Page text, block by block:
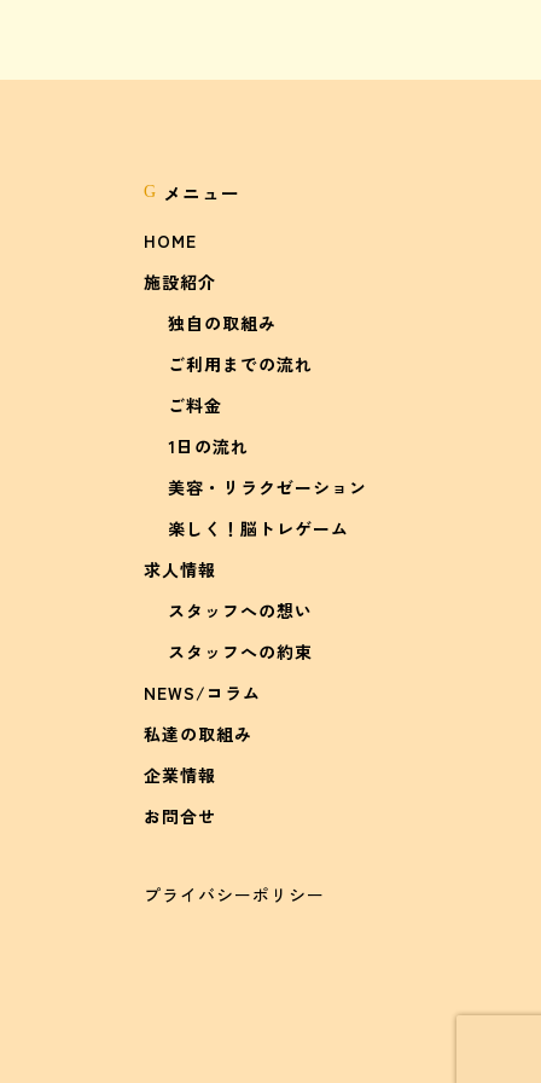
G メニュー
HOME
施設紹介
独自の取組み
ご利用までの流れ
ご料金
1日の流れ
美容・リラクゼーション
楽しく！脳トレゲーム
求人情報
スタッフへの想い
スタッフへの約束
NEWS/コラム
私達の取組み
企業情報
お問合せ
プライバシーポリシー